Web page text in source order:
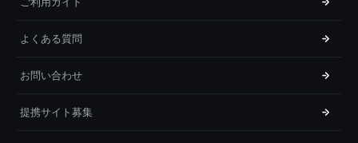
よくある質問
お問い合わせ
提携サイト募集